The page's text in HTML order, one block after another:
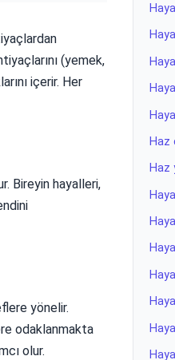
(yemek,
içerir. Her
Bireyin hayalleri,
yönelir.
odaklanmakta
olur.
Haz
Haz